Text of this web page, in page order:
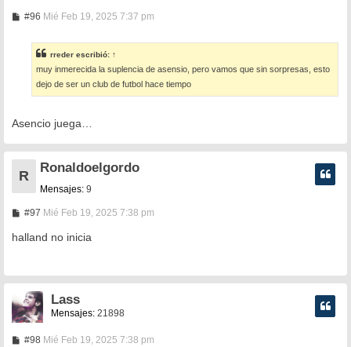
#96M
s
a
j
e
Mié Feb 19, 2025 7:37 pm
rreder escribió: ↑
muy inmerecida la suplencia de asensio, pero vamos que sin sorpresas, esto
dejo de ser un club de futbol hace tiempo
Asencio juega…
R
Ronaldoelgordo
Mensajes: 9
#97M
n
e
Mié Feb 19, 2025 7:38 pm
halland no inicia
Lass
Mensajes: 21898
#98MMié Feb 19, 2025 7:38 pm